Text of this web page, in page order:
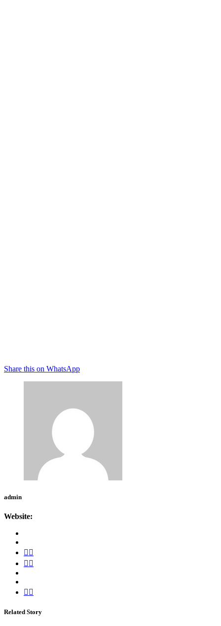
Share this on WhatsApp
admin
Website:
Related Story